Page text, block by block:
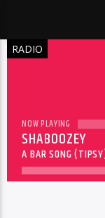
RADIO
NOW PLAYING
SHABOOZEY
A BAR SONG